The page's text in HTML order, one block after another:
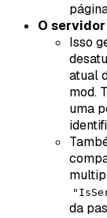
O
Isso
atual
mod.
uma
da